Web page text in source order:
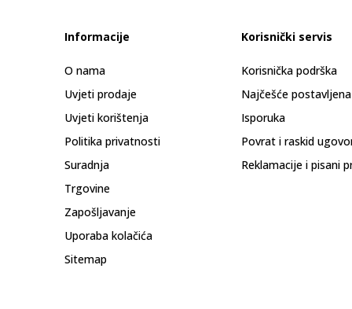
Informacije
O nama
Uvjeti prodaje
Uvjeti korištenja
Politika privatnosti
Suradnja
Trgovine
Zapošljavanje
Uporaba kolačića
Sitemap
Korisnički servis
Korisnička podrška
Najčešće
Isporuka
Povrat i raskid
Reklamacije i pisani